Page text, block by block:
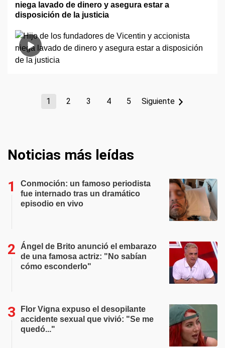
niega lavado de dinero y asegura estar a
disposición de la justicia
1 2 3 4 5 Siguiente
Noticias más leídas
Conmoción: un famoso periodista
fue internado tras un dramático
episodio en vivo
Ángel de Brito anunció el embarazo
de una famosa actriz: "No sabían
cómo esconderlo"
Flor Vigna expuso el desopilante
accidente sexual que vivió: "Se me
quedó..."